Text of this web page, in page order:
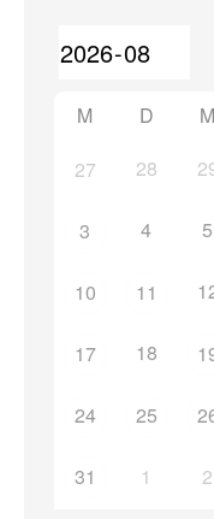
M D M
27
28
3 4 5
10 11
17 18
24 25
31 1 2